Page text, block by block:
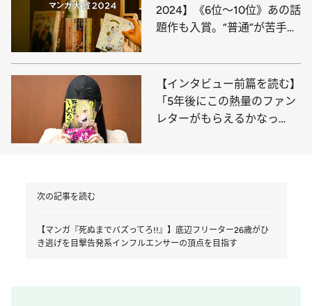
2024】《6位～10位》あの話
題作も入賞。“普通”が苦手な
【インタビュー前篇を読む】
「5年後にこの熱量のファン
レターがもらえるかなっ
次の記事を読む
【マンガ『死ぬまでバズってろ!!』】底辺フリーター26歳がひ
き逃げを目撃告発系インフルエンサーの頂点を目指す